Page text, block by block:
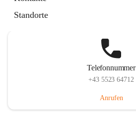
Standorte
Telefonnummer
+43 5523 64712
Anrufen